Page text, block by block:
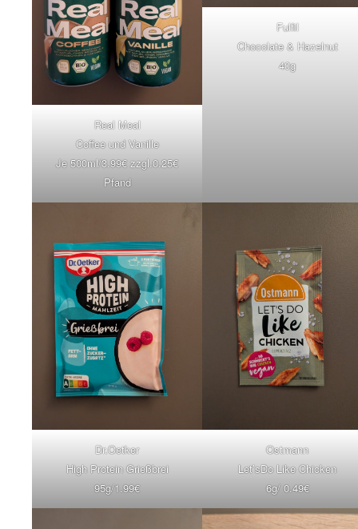
Real Meal
Coffee und Vanille
Je 500ml/3.99€ zzgl.0.25€
Pfand
Fulfil
Chocolate & Hazelnut
40g
Dr.Oetker
High Protein Grießbrei
95g/1.99€
Ostmann
Let’sDo Like Chicken
6g/ 0.49€